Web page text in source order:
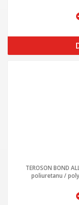
TEROSON BOND
poliuretanu /